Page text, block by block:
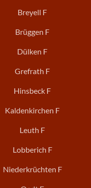
Breyell F
Brüggen F
Dülken F
Grefrath F
Hinsbeck F
Kaldenkirchen F
Leuth F
Lobberich F
Niederkrüchten F